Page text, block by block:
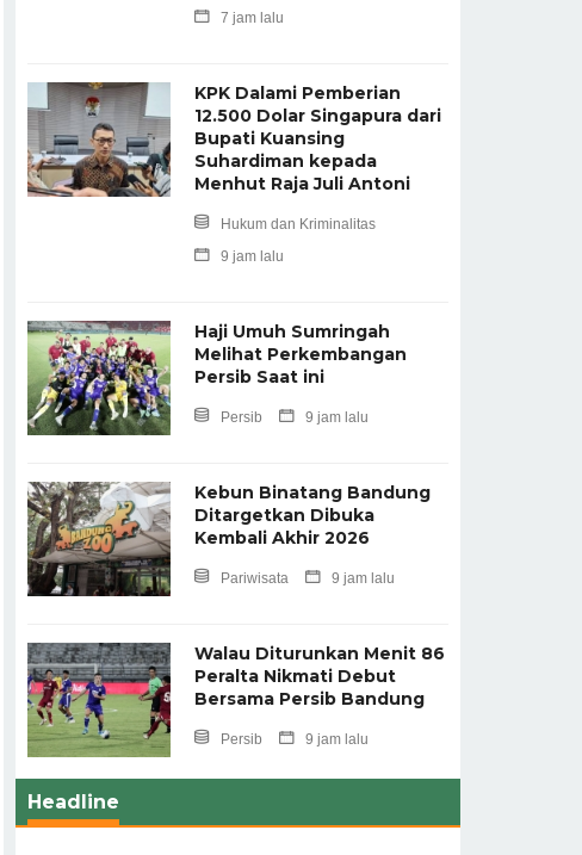
7 jam lalu
KPK Dalami Pemberian
12.500 Dolar Singapura dari
Bupati Kuansing
Suhardiman kepada
Menhut Raja Juli Antoni
Hukum dan Kriminalitas
9 jam lalu
Haji Umuh Sumringah
Melihat Perkembangan
Persib Saat ini
Persib 9 jam lalu
Kebun Binatang Bandung
Ditargetkan Dibuka
Kembali Akhir 2026 ‎
Pariwisata 9 jam lalu
Walau Diturunkan Menit 86
Peralta Nikmati Debut
Bersama Persib Bandung
Persib 9 jam lalu
Headline